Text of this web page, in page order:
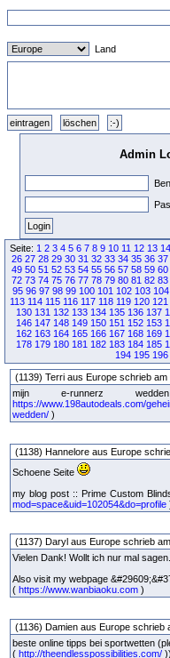
Land
Admin
Seite: 1 2 3 4 5 6 7 8 9 10 11 12 13 14
26 27 28 29 30 31 32 33 34 35 36 37
49 50 51 52 53 54 55 56 57 58 59 60
72 73 74 75 76 77 78 79 80 81 82 83
95 96 97 98 99 100 101 102 103 104
113 114 115 116 117 118 119 120 121
130 131 132 133 134 135 136 137
146 147 148 149 150 151 152 153
162 163 164 165 166 167 168 169
178 179 180 181 182 183 184 185
194 195 196
(1139) Terri aus Europe schrieb am
mijn e-runnerz
https://www.198autodeals.com/
wedden/ )
(1138) Hannelore aus Europe
Schoene Seite
my blog post :: Prime Custom
mod=space&uid=102054&do=profile
(1137) Daryl aus Europe schrieb
Vielen Dank! Wollt ich nur mal sagen.
Also visit my webpage
( https://www.wanbiaoku.com )
(1136) Damien aus Europe schrieb
beste online tipps bei sportwetten
( http://theendlesspossibilities.com/